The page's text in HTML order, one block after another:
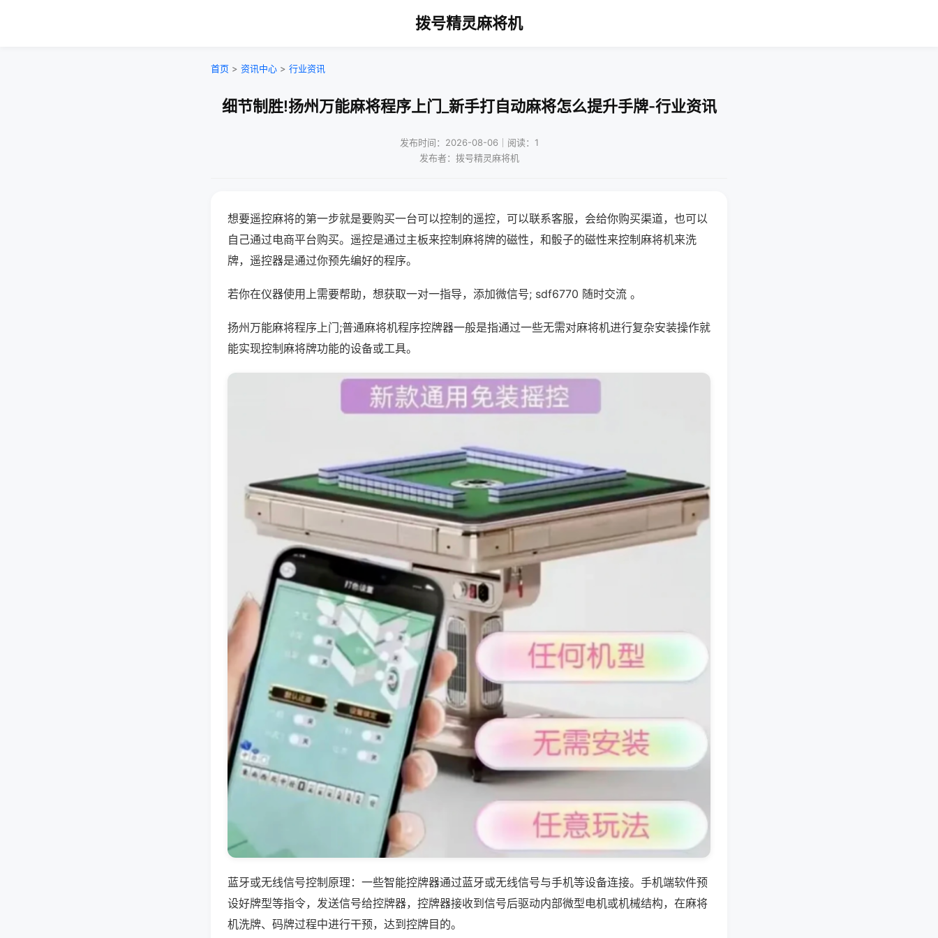
拨号精灵麻将机
首页 > 资讯中心 > 行业资讯
细节制胜!扬州万能麻将程序上门_新手打自动麻将怎么提升手牌-行业资讯
发布时间：2026-08-06｜阅读：1
发布者：拨号精灵麻将机
想要遥控麻将的第一步就是要购买一台可以控制的遥控，可以联系客服，会给你购买渠道，也可以
自己通过电商平台购买。遥控是通过主板来控制麻将牌的磁性，和骰子的磁性来控制麻将机来洗
牌，遥控器是通过你预先编好的程序。
若你在仪器使用上需要帮助，想获取一对一指导，添加微信号; sdf6770 随时交流 。
扬州万能麻将程序上门;普通麻将机程序控牌器一般是指通过一些无需对麻将机进行复杂安装操作就
能实现控制麻将牌功能的设备或工具。
蓝牙或无线信号控制原理：一些智能控牌器通过蓝牙或无线信号与手机等设备连接。手机端软件预
设好牌型等指令，发送信号给控牌器，控牌器接收到信号后驱动内部微型电机或机械结构，在麻将
机洗牌、码牌过程中进行干预，达到控牌目的。